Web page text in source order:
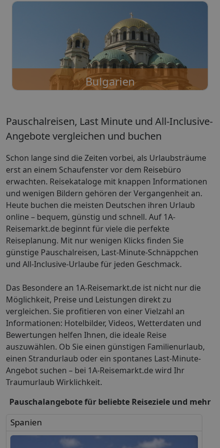
Bulgarien
Pauschalreisen, Last Minute und All-Inclusive-
Angebote vergleichen und buchen
Schon lange sind die Zeiten vorbei, als Urlaubsträume
erst an einem Schaufenster vor dem Reisebüro
erwachten. Reisekataloge mit knappen Informationen
und wenigen Bildern gehören der Vergangenheit an.
Heute buchen die meisten Deutschen ihren Urlaub
online – bequem, günstig und schnell. Auf 1A-
Reisemarkt.de beginnt für viele die perfekte
Reiseplanung. Mit nur wenigen Klicks finden Sie
günstige Pauschalreisen, Last-Minute-Schnäppchen
und All-Inclusive-Urlaube für jeden Geschmack.
Das Besondere an 1A-Reisemarkt.de ist nicht nur die
Möglichkeit, Preise und Leistungen direkt zu
vergleichen. Sie profitieren von einer Vielzahl an
Informationen: Hotelbilder, Videos, Wetterdaten und
Bewertungen helfen Ihnen, die ideale Reise
auszuwählen. Ob Sie einen günstigen Familienurlaub,
einen Strandurlaub oder ein spontanes Last-Minute-
Angebot suchen – bei 1A-Reisemarkt.de wird Ihr
Traumurlaub Wirklichkeit.
Pauschalangebote für beliebte Reiseziele und mehr
Spanien